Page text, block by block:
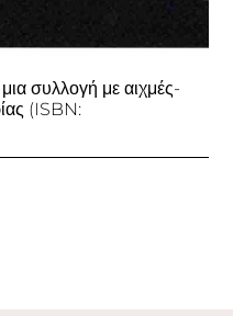
συλλογή με αιχμές-
(ISBN: